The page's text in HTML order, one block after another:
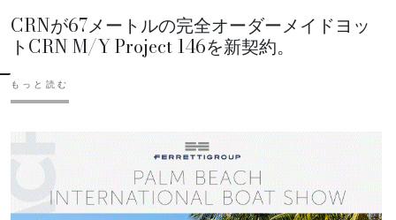
CRNが67メートルの完全オーダーメイドヨッ
トCRN M/Y Project 146を新契約。
もっと読む